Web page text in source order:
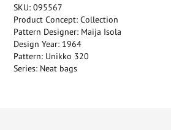
SKU: 095567
Product Concept: Collection
Pattern Designer: Maija Isola
Design Year: 1964
Pattern: Unikko 320
Series: Neat bags